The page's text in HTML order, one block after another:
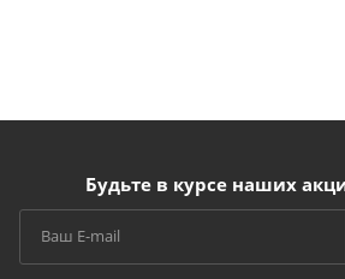
Будьте в курсе наших